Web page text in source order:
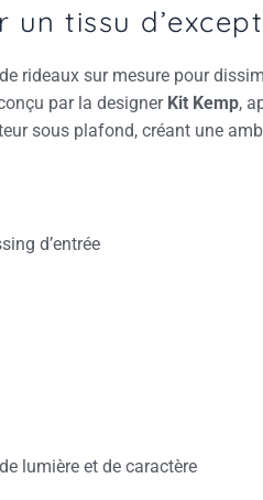
un tissu
rideaux sur mesure pour
par la designer Kit Kemp,
sous plafond, créant une
d’entrée
lumière et de caractère